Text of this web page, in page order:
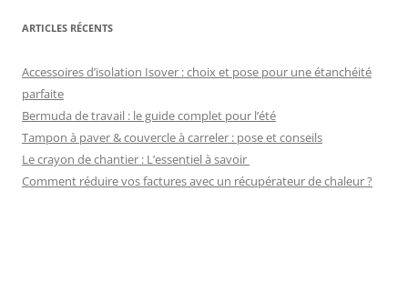
ARTICLES RÉCENTS
Accessoires d’isolation Isover : choix et pose pour une étanchéité
parfaite
Bermuda de travail : le guide complet pour l’été
Tampon à paver & couvercle à carreler : pose et conseils
Le crayon de chantier : L’essentiel à savoir
Comment réduire vos factures avec un récupérateur de chaleur ?